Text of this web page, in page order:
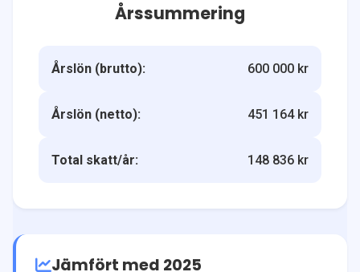
Årssummering
Årslön (brutto): 600 000 kr
Årslön (netto): 451 164 kr
Total skatt/år: 148 836 kr
Jämfört med 2025